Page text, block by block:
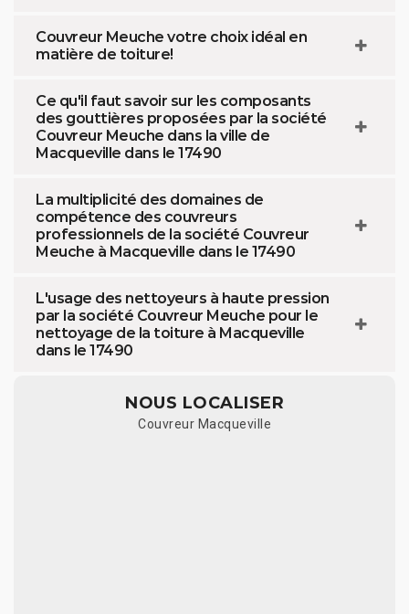
Couvreur Meuche votre choix idéal en
matière de toiture!
Ce qu'il faut savoir sur les composants
des gouttières proposées par la société
Couvreur Meuche dans la ville de
Macqueville dans le 17490
La multiplicité des domaines de
compétence des couvreurs
professionnels de la société Couvreur
Meuche à Macqueville dans le 17490
L'usage des nettoyeurs à haute pression
par la société Couvreur Meuche pour le
nettoyage de la toiture à Macqueville
dans le 17490
NOUS LOCALISER
Couvreur Macqueville